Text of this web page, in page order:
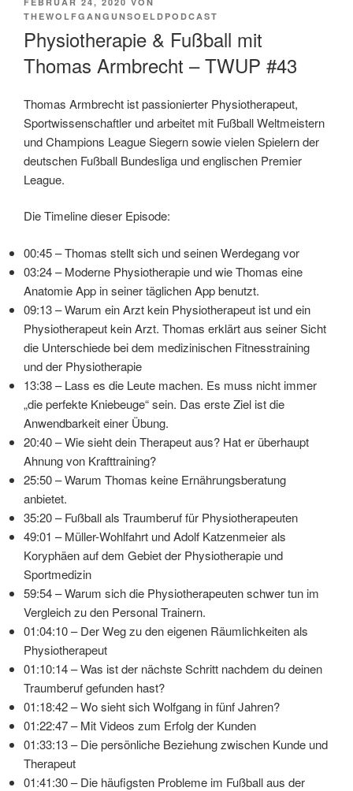
AM
THEWOLFGANGUNSOELDPODCAST
Physiotherapie & Fußball mit
Thomas Armbrecht – TWUP #43
Thomas Armbrecht ist passionierter Physiotherapeut,
Sportwissenschaftler und arbeitet mit Fußball Weltmeistern
und Champions League Siegern sowie vielen Spielern der
deutschen Fußball Bundesliga und englischen Premier
League.
Die Timeline dieser Episode:
00:45 – Thomas stellt sich und seinen Werdegang vor
03:24 – Moderne Physiotherapie und wie Thomas eine
Anatomie App in seiner täglichen App benutzt.
09:13 – Warum ein Arzt kein Physiotherapeut ist und ein
Physiotherapeut kein Arzt. Thomas erklärt aus seiner Sicht
die Unterschiede bei dem medizinischen Fitnesstraining
und der Physiotherapie
13:38 – Lass es die Leute machen. Es muss nicht immer
„die perfekte Kniebeuge“ sein. Das erste Ziel ist die
Anwendbarkeit einer Übung.
20:40 – Wie sieht dein Therapeut aus? Hat er überhaupt
Ahnung von Krafttraining?
25:50 – Warum Thomas keine Ernährungsberatung
anbietet.
35:20 – Fußball als Traumberuf für Physiotherapeuten
49:01 – Müller-Wohlfahrt und Adolf Katzenmeier als
Koryphäen auf dem Gebiet der Physiotherapie und
Sportmedizin
59:54 – Warum sich die Physiotherapeuten schwer tun im
Vergleich zu den Personal Trainern.
01:04:10 – Der Weg zu den eigenen Räumlichkeiten als
Physiotherapeut
01:10:14 – Was ist der nächste Schritt nachdem du deinen
Traumberuf gefunden hast?
01:18:42 – Wo sieht sich Wolfgang in fünf Jahren?
01:22:47 – Mit Videos zum Erfolg der Kunden
01:33:13 – Die persönliche Beziehung zwischen Kunde und
Therapeut
01:41:30 – Die häufigsten Probleme im Fußball aus der